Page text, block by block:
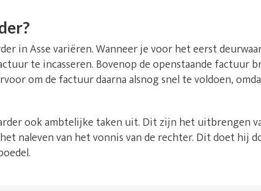
in Asse variëren. Wanneer je voor het eerst
te incasseren. Bovenop de openstaande factuur
om de factuur daarna alsnog snel te voldoen,
ook ambtelijke taken uit. Dit zijn het uitbrengen
naleven van het vonnis van de rechter. Dit doet hij